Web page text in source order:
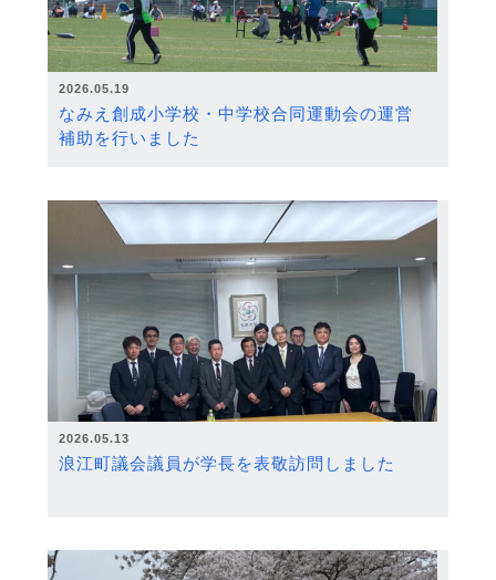
2026.05.19
なみえ創成小学校・中学校合同運動会の運営
補助を行いました
2026.05.13
浪江町議会議員が学長を表敬訪問しました